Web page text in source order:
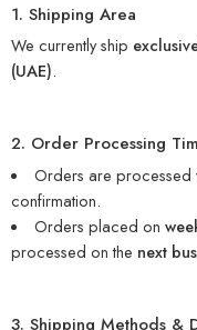
1. Shipping Area
We currently ship
(UAE).
2. Order Processing
Orders are processed
confirmation.
Orders placed on
processed on the next
3. Shipping Methods &